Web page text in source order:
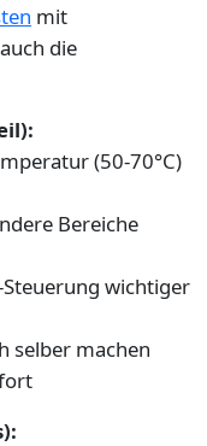
mit
die
(50-70°C)
Bereiche
wichtiger
selber machen